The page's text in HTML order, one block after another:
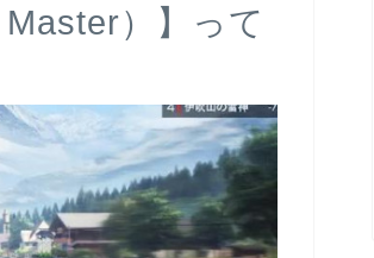
）】って